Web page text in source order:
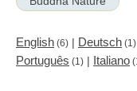
English (6) | Deutsch (1)
Português (1) | Italiano